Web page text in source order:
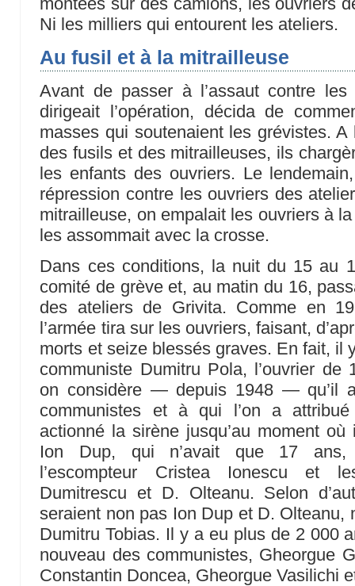
Ni les milliers qui entourent les ateliers.
Au fusil et à la mitrailleuse
Avant de passer à l’assaut contre les
dirigeait l’opération, décida de
masses qui soutenaient les grévistes.
des fusils et des mitrailleuses, ils
les enfants des ouvriers. Le
répression contre les ouvriers des
mitrailleuse, on empalait les ouvriers à
les assommait avec la crosse.
Dans ces conditions, la nuit du 15 au
comité de grève et, au matin du 16,
des ateliers de Grivita. Comme en
l’armée tira sur les ouvriers, faisant,
morts et seize blessés graves. En fait, il
communiste Dumitru Pola, l’ouvrier de
on considère — depuis 1948 — qu’il
communistes et à qui l’on a attribué
actionné la sirène jusqu’au moment
Ion Dup, qui n’avait que 17 ans,
l’escompteur Cristea Ionescu et
Dumitrescu et D. Olteanu. Selon
seraient non pas Ion Dup et D. Olteanu,
Dumitru Tobias. Il y a eu plus de 2 000
nouveau des communistes, Gheorgue
Constantin Doncea, Gheorgue Vasilichi